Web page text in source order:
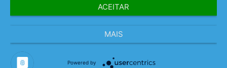
ACEITAR
MAIS
Powered by